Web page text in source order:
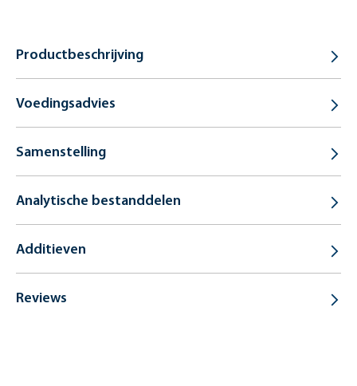
Productbeschrijving
Voedingsadvies
Samenstelling
Analytische bestanddelen
Additieven
Reviews